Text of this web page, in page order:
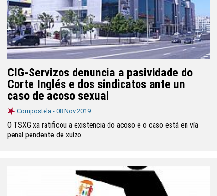
CIG-Servizos denuncia a pasividade do
Corte Inglés e dos sindicatos ante un
caso de acoso sexual
Compostela - 08 Nov 2019
O TSXG xa ratificou a existencia do acoso e o caso está en vía
penal pendente de xuízo